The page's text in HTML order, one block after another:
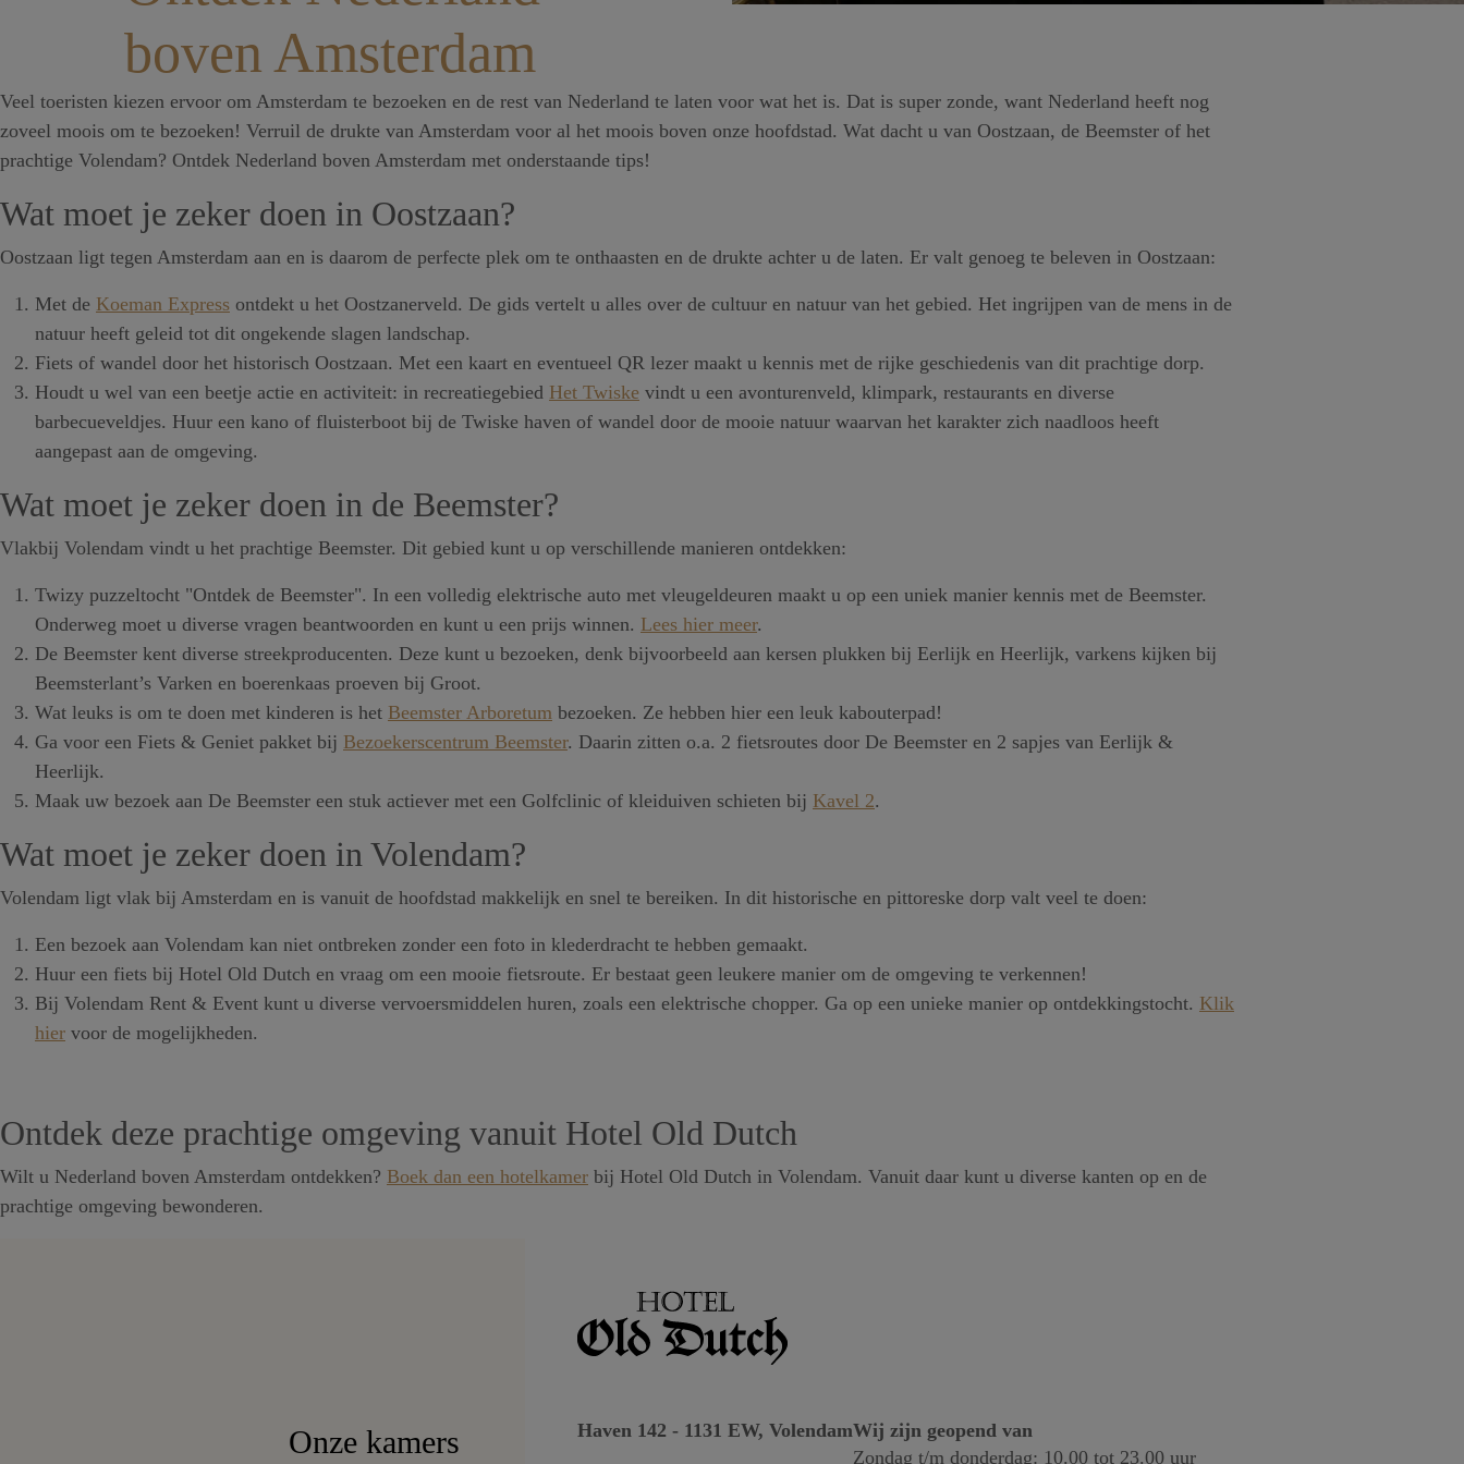
boven Amsterdam
Veel toeristen kiezen ervoor om Amsterdam te bezoeken en de rest van Nederland te laten voor wat het is. Dat is super zonde, want Nederland heeft nog
zoveel moois om te bezoeken! Verruil de drukte van Amsterdam voor al het moois boven onze hoofdstad. Wat dacht u van Oostzaan, de Beemster of het
prachtige Volendam? Ontdek Nederland boven Amsterdam met onderstaande tips!
Wat moet je zeker doen in Oostzaan?
Oostzaan ligt tegen Amsterdam aan en is daarom de perfecte plek om te onthaasten en de drukte achter u de laten. Er valt genoeg te beleven in Oostzaan:
Met de Koeman Express ontdekt u het Oostzanerveld. De gids vertelt u alles over de cultuur en natuur van het gebied. Het ingrijpen van de mens in de
natuur heeft geleid tot dit ongekende slagen landschap.
Fiets of wandel door het historisch Oostzaan. Met een kaart en eventueel QR lezer maakt u kennis met de rijke geschiedenis van dit prachtige dorp.
Houdt u wel van een beetje actie en activiteit: in recreatiegebied Het Twiske vindt u een avonturenveld, klimpark, restaurants en diverse
barbecueveldjes. Huur een kano of fluisterboot bij de Twiske haven of wandel door de mooie natuur waarvan het karakter zich naadloos heeft
aangepast aan de omgeving.
Wat moet je zeker doen in de Beemster?
Vlakbij Volendam vindt u het prachtige Beemster. Dit gebied kunt u op verschillende manieren ontdekken:
Twizy puzzeltocht "Ontdek de Beemster". In een volledig elektrische auto met vleugeldeuren maakt u op een uniek manier kennis met de Beemster.
Onderweg moet u diverse vragen beantwoorden en kunt u een prijs winnen. Lees hier meer.
De Beemster kent diverse streekproducenten. Deze kunt u bezoeken, denk bijvoorbeeld aan kersen plukken bij Eerlijk en Heerlijk, varkens kijken bij
Beemsterlant’s Varken en boerenkaas proeven bij Groot.
Wat leuks is om te doen met kinderen is het Beemster Arboretum bezoeken. Ze hebben hier een leuk kabouterpad!
Ga voor een Fiets & Geniet pakket bij Bezoekerscentrum Beemster. Daarin zitten o.a. 2 fietsroutes door De Beemster en 2 sapjes van Eerlijk &
Heerlijk.
Maak uw bezoek aan De Beemster een stuk actiever met een Golfclinic of kleiduiven schieten bij Kavel 2.
Wat moet je zeker doen in Volendam?
Volendam ligt vlak bij Amsterdam en is vanuit de hoofdstad makkelijk en snel te bereiken. In dit historische en pittoreske dorp valt veel te doen:
Een bezoek aan Volendam kan niet ontbreken zonder een foto in klederdracht te hebben gemaakt.
Huur een fiets bij Hotel Old Dutch en vraag om een mooie fietsroute. Er bestaat geen leukere manier om de omgeving te verkennen!
Bij Volendam Rent & Event kunt u diverse vervoersmiddelen huren, zoals een elektrische chopper. Ga op een unieke manier op ontdekkingstocht. Klik
hier voor de mogelijkheden.
Ontdek deze prachtige omgeving vanuit Hotel Old Dutch
Wilt u Nederland boven Amsterdam ontdekken? Boek dan een hotelkamer bij Hotel Old Dutch in Volendam. Vanuit daar kunt u diverse kanten op en de
prachtige omgeving bewonderen.
Onze kamers Haven 142 - 1131 EW, VolendamWij zijn geopend van
Zondag t/m donderdag: 10.00 tot 23.00 uur